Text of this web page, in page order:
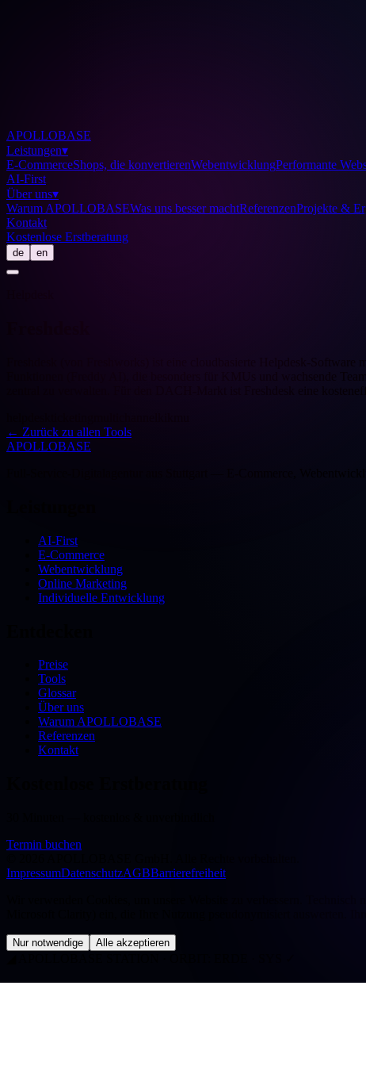
APOLLOBASE
Leistungen▾
E-CommerceShops, die konvertierenWebentwicklungPerformante
AI-First
Über uns▾
Warum APOLLOBASEWas uns besser machtReferenzenProjekte &
Kontakt
Kostenlose Erstberatung
de en
Freshdesk (von Freshworks) ist eine cloudbasierte Helpdesk-
Funktionen (Freddy AI), die besonders für KMUs und wachsende
zentral zu verwalten. Für den DACH-Markt ist Freshdesk eine
← Zurück zu allen Tools
APOLLOBASE
AI-First
E-Commerce
Webentwicklung
Online Marketing
Individuelle Entwicklung
Preise
Tools
Glossar
Über uns
Warum APOLLOBASE
Referenzen
Kontakt
Termin buchen
ImpressumDatenschutzAGBBarrierefreiheit
Nur notwendige Alle akzeptieren